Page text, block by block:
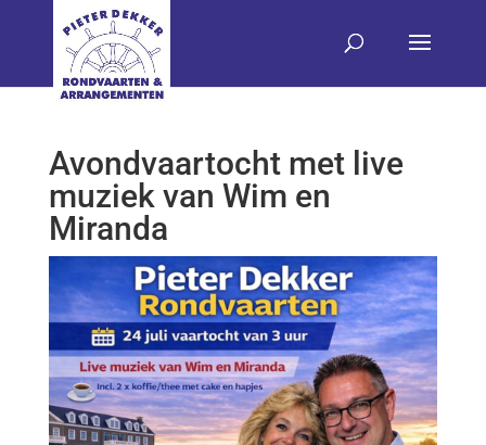
Avondvaartocht met live
muziek van Wim en
Miranda